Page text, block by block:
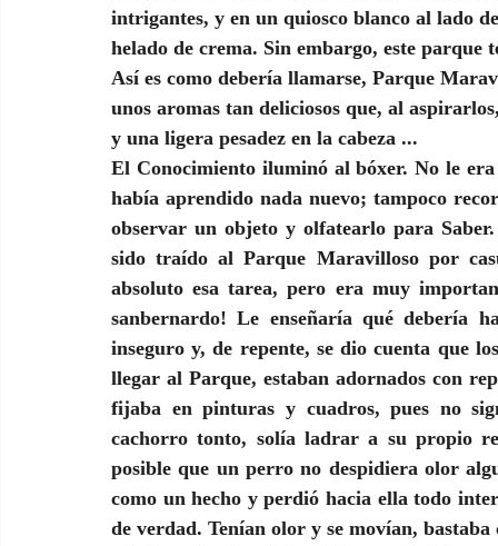
intrigantes, y en un quiosco blanco al lado
helado de crema. Sin embargo, este
Así es como debería llamarse, Parque
unos aromas tan deliciosos que, al
y una ligera pesadez en la cabeza ...
El Conocimiento iluminó al bóxer. No le
había aprendido nada nuevo; tampoco
observar un objeto y olfatearlo para
sido traído al Parque Maravilloso por
absoluto esa tarea, pero era muy
sanbernardo! Le enseñaría qué debería
inseguro y, de repente, se dio cuenta que
llegar al Parque, estaban adornados con
fijaba en pinturas y cuadros, pues no
cachorro tonto, solía ladrar a su propio
posible que un perro no despidiera olor
como un hecho y perdió hacia ella todo
de verdad. Tenían olor y se movían,